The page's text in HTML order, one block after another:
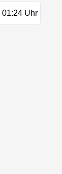
01:24 Uhr